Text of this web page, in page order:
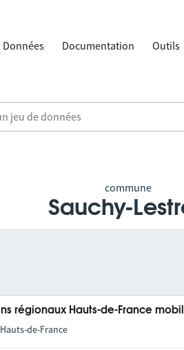
Données Documentation Outils
commune
Sauchy-
régionaux Hauts-de-France
Hauts-de-France